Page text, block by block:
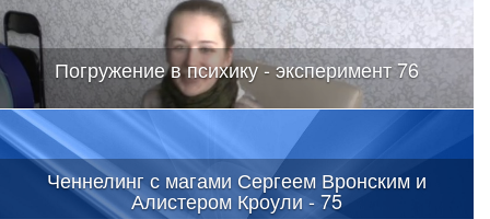
Погружение в психику - эксперимент 76
Ченнелинг с магами Сергеем Вронским и
Алистером Кроули - 75